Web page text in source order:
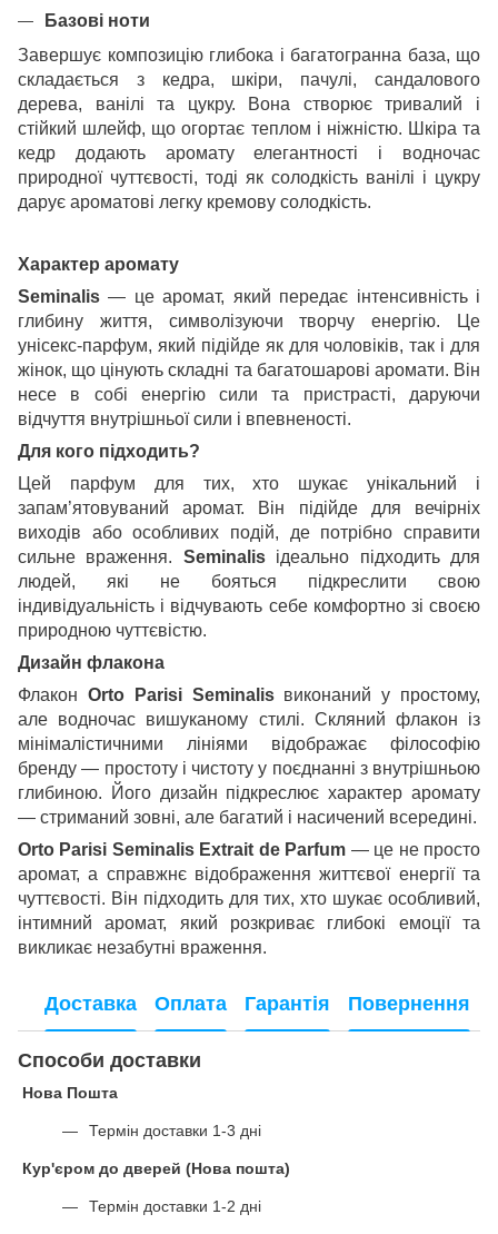
Базові ноти
Завершує композицію глибока і багатогранна база, що
складається з кедра, шкіри, пачулі, сандалового
дерева, ванілі та цукру. Вона створює тривалий і
стійкий шлейф, що огортає теплом і ніжністю. Шкіра та
кедр додають аромату елегантності і водночас
природної чуттєвості, тоді як солодкість ванілі і цукру
дарує ароматові легку кремову солодкість.
Характер аромату
Seminalis — це аромат, який передає інтенсивність і
глибину життя, символізуючи творчу енергію. Це
унісекс-парфум, який підійде як для чоловіків, так і для
жінок, що цінують складні та багатошарові аромати. Він
несе в собі енергію сили та пристрасті, даруючи
відчуття внутрішньої сили і впевненості.
Для кого підходить?
Цей парфум для тих, хто шукає унікальний і
запам’ятовуваний аромат. Він підійде для вечірніх
виходів або особливих подій, де потрібно справити
сильне враження. Seminalisідеально підходить для
людей, які не бояться підкреслити свою
індивідуальність і відчувають себе комфортно зі своєю
природною чуттєвістю.
Дизайн флакона
Флакон Orto Parisi Seminalisвиконаний у простому,
але водночас вишуканому стилі. Скляний флакон із
мінімалістичними лініями відображає філософію
бренду — простоту і чистоту у поєднанні з внутрішньою
глибиною. Його дизайн підкреслює характер аромату
— стриманий зовні, але багатий і насичений всередині.
Orto Parisi Seminalis Extrait de Parfum — це не просто
аромат, а справжнє відображення життєвої енергії та
чуттєвості. Він підходить для тих, хто шукає особливий,
інтимний аромат, який розкриває глибокі емоції та
викликає незабутні враження.
Доставка Оплата Гарантія Повернення
Способи доставки
Нова Пошта
Термін доставки 1-3 дні
Кур'єром до дверей (Нова пошта)
Термін доставки 1-2 дні